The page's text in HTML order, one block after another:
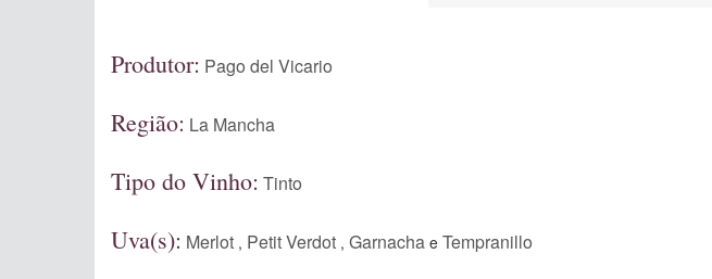
Produtor: Pago del Vicario
Região: La Mancha
Tipo do Vinho: Tinto
Uva(s): Merlot , Petit Verdot , Garnacha e Tempranillo